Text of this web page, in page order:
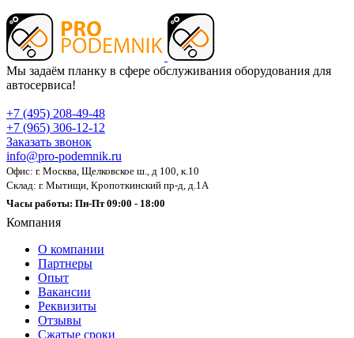
Мы задаём планку в сфере обслуживания оборудования для
автосервиса!
+7 (495) 208-49-48
+7 (965) 306-12-12
Заказать звонок
info@pro-podemnik.ru
Офис: г. Москва, Щелковское ш., д 100, к.10
Склад: г. Мытищи, Кропоткинский пр-д, д.1А
Часы работы: Пн-Пт 09:00 - 18:00
Компания
О компании
Партнеры
Опыт
Вакансии
Реквизиты
Отзывы
Сжатые сроки